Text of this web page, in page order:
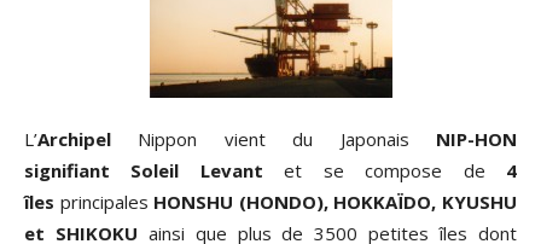
L’Archipel Nippon vient du Japonais NIP-HON
signifiant
Soleil Levant et se compose de 4
îles principales HONSHU (HONDO), HOKKAÏDO, KYUSHU
et SHIKOKU ainsi que plus de 3500 petites îles dont